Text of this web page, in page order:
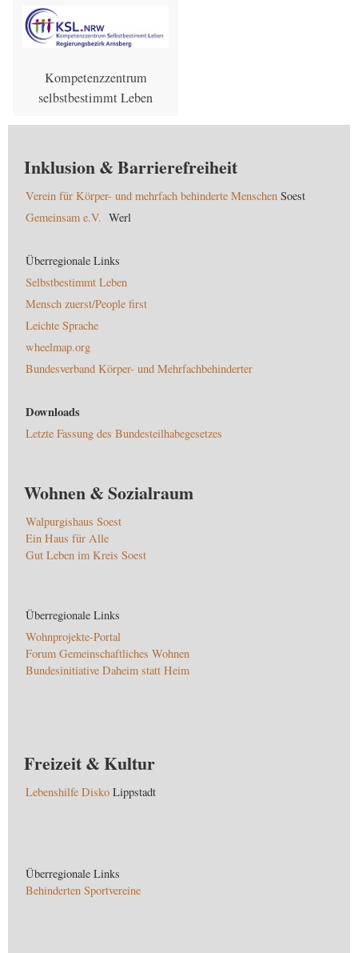
Kompetenzzentrum
selbstbestimmt Leben
Inklusion & Barrierefreiheit
Verein für Körper- und mehrfach behinderte Menschen Soest
Gemeinsam e.V. Werl
Überregionale Links
Selbstbestimmt Leben
Mensch zuerst/People first
Leichte Sprache
wheelmap.org
Bundesverband Körper- und Mehrfachbehinderter
Downloads
Letzte Fassung des Bundesteilhabegesetzes
Wohnen & Sozialraum
Walpurgishaus Soest
Ein Haus für Alle
Gut Leben im Kreis Soest
Überregionale Links
Wohnprojekte-Portal
Forum Gemeinschaftliches Wohnen
Bundesinitiative Daheim statt Heim
Freizeit & Kultur
Lebenshilfe Disko Lippstadt
Überregionale Links
Behinderten Sportvereine